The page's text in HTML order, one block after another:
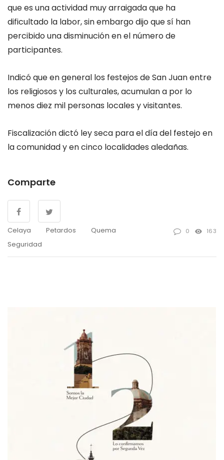
que es una actividad muy arraigada que ha
dificultado la labor, sin embargo dijo que sí han
percibido una disminución en el número de
participantes.
Indicó que en general los festejos de San Juan entre
los religiosos y los culturales, acumulan a por lo
menos diez mil personas locales y visitantes.
Fiscalización dictó ley seca para el día del festejo en
la comunidad y en cinco localidades aledañas.
Comparte
Celaya Petardos
Quema
Seguridad
0 163